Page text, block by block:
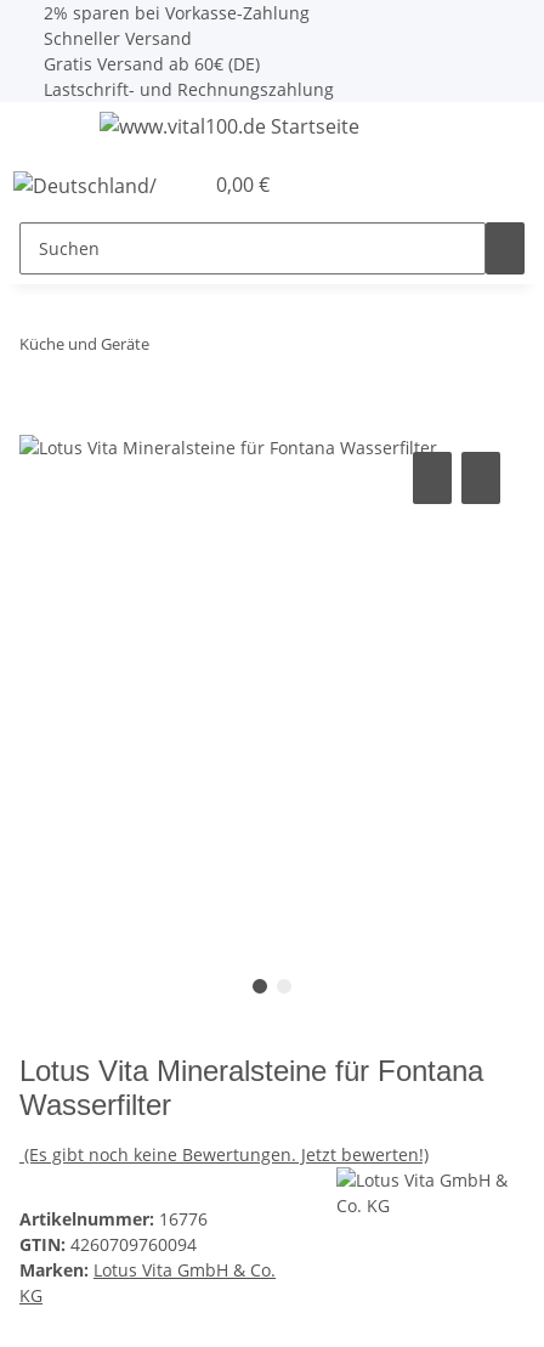
2% sparen bei Vorkasse-Zahlung
Schneller Versand
Gratis Versand ab 60€ (DE)
Lastschrift- und Rechnungszahlung
0,00 €
Küche und Geräte
Lotus Vita Mineralsteine für Fontana
Wasserfilter
(Es gibt noch keine Bewertungen. Jetzt bewerten!)
Artikelnummer: 16776
GTIN: 4260709760094
Marken: Lotus Vita GmbH & Co.
KG